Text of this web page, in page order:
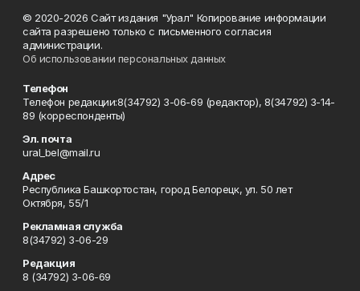
© 2020-2026 Сайт издания "Урал" Копирование информации
сайта разрешено только с письменного согласия
администрации.
Об использовании персональных данных
Телефон
Телефон редакции:8(34792) 3-06-69 (редактор), 8(34792) 3-14-
89 (корреспонденты)
Эл. почта
ural_bel@mail.ru
Адрес
Республика Башкортостан, город Белорецк, ул. 50 лет
Октября, 55/1
Рекламная служба
8(34792) 3-06-29
Редакция
8 (34792) 3-06-69